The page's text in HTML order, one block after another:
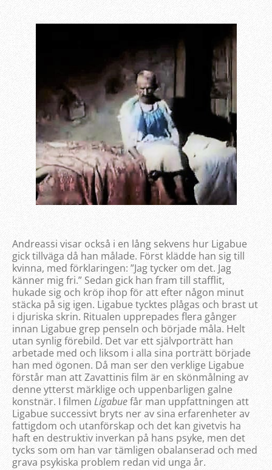
Andreassi visar också i en lång sekvens hur Ligabue
gick tillväga då han målade. Först klädde han sig till
kvinna, med förklaringen: ”Jag tycker om det. Jag
känner mig fri.” Sedan gick han fram till stafflit,
hukade sig och kröp ihop för att efter någon minut
stäcka på sig igen. Ligabue tycktes plågas och brast ut
i djuriska skrin. Ritualen upprepades flera gånger
innan Ligabue grep penseln och började måla. Helt
utan synlig förebild. Det var ett självporträtt han
arbetade med och liksom i alla sina porträtt började
han med ögonen. Då man ser den verklige Ligabue
förstår man att Zavattinis film är en skönmålning av
denne ytterst märklige och uppenbarligen galne
konstnär. I filmen Ligabuefår man uppfattningen att
Ligabue successivt bryts ner av sina erfarenheter av
fattigdom och utanförskap och det kan givetvis ha
haft en destruktiv inverkan på hans psyke, men det
tycks som om han var tämligen obalanserad och med
grava psykiska problem redan vid unga år.